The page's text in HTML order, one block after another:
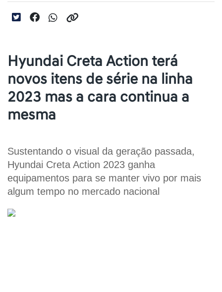
Hyundai Creta Action terá
novos itens de série na linha
2023 mas a cara continua a
mesma
Sustentando o visual da geração passada,
Hyundai Creta Action 2023 ganha
equipamentos para se manter vivo por mais
algum tempo no mercado nacional